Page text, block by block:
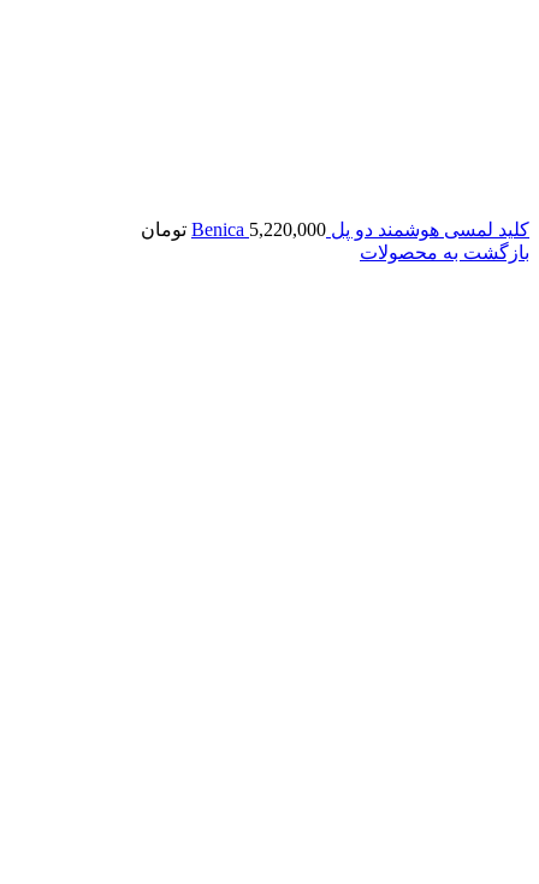
کلید لمسی هوشمند دو پل Benica 5,220,000
تومان
بازگشت به محصولات